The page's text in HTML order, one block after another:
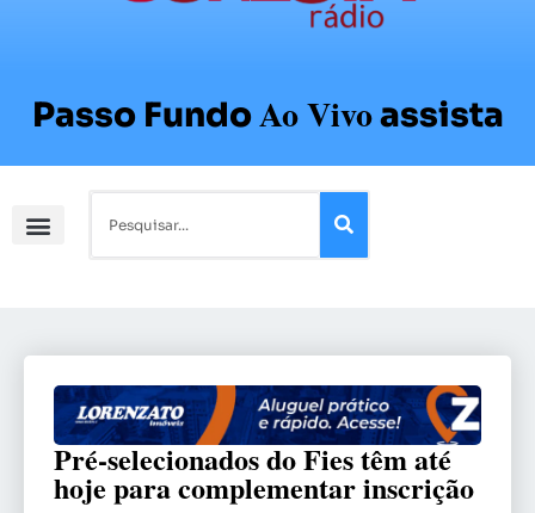
Passo FundoAo Vivoassista
Pré-selecionados do Fies têm até
hoje para complementar inscrição